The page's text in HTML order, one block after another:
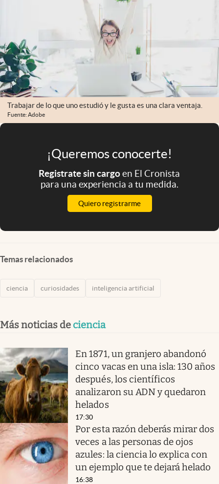
El Cronista Studio
Mediakit
abre en nueva pestaña
Argentina
Trabajar de lo que uno estudió y le gusta es una clara ventaja.
Fuente: Adobe
¡Queremos conocerte!
Registrate sin cargoen El Cronista
para una experiencia a tu medida.
Quiero registrarme
Temas relacionados
ciencia curiosidades inteligencia artificial
Más noticias de ciencia
En 1871, un granjero abandonó
cinco vacas en una isla: 130 años
después, los científicos
analizaron su ADN y quedaron
helados
17:30
Por esta razón deberás mirar dos
veces a las personas de ojos
azules: la ciencia lo explica con
un ejemplo que te dejará helado
16:38